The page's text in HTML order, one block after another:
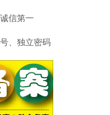
信第一
、独立密码